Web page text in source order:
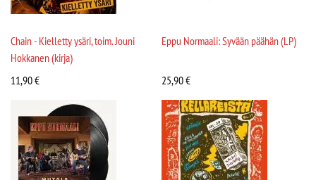
Chain - Kielletty ysäri, toim. Jouni
Hokkanen (kirja)
11,90€
Eppu Normaali: Syvään päähän (LP)
25,90€